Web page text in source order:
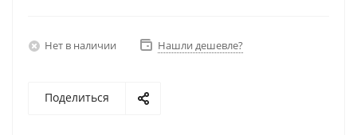
Нет в наличии Нашли дешевле?
Поделиться